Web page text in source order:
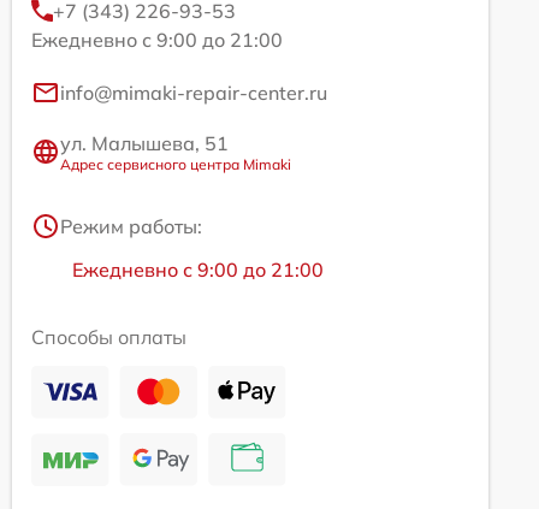
+7 (343) 226-93-53
Ежедневно с 9:00 до 21:00
info@mimaki-repair-center.ru
ул. Малышева, 51
Адрес сервисного центра Mimaki
Режим работы:
Ежедневно с 9:00 до 21:00
Способы оплаты